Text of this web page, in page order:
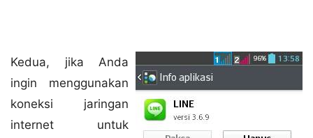
Kedua, jika Anda
ingin menggunakan
koneksi jaringan
internet untuk